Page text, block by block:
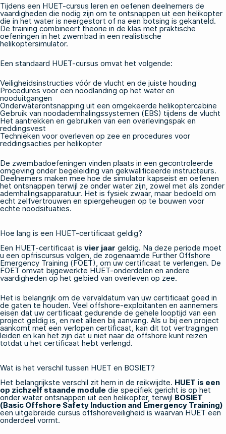
Tijdens een HUET-cursus leren en oefenen deelnemers de
vaardigheden die nodig zijn om te ontsnappen uit een helikopter
die in het water is neergestort of na een botsing is gekanteld.
De training combineert theorie in de klas met praktische
oefeningen in het zwembad in een realistische
helikoptersimulator.
Een standaard HUET-cursus omvat het volgende:
Veiligheidsinstructies vóór de vlucht en de juiste houding
Procedures voor een noodlanding op het water en
nooduitgangen
Onderwaterontsnapping uit een omgekeerde helikoptercabine
Gebruik van noodademhalingssystemen (EBS) tijdens de vlucht
Het aantrekken en gebruiken van een overlevingspak en
reddingsvest
Technieken voor overleven op zee en procedures voor
reddingsacties per helikopter
De zwembadoefeningen vinden plaats in een gecontroleerde
omgeving onder begeleiding van gekwalificeerde instructeurs.
Deelnemers maken mee hoe de simulator kapseist en oefenen
het ontsnappen terwijl ze onder water zijn, zowel met als zonder
ademhalingsapparatuur. Het is fysiek zwaar, maar bedoeld om
echt zelfvertrouwen en spiergeheugen op te bouwen voor
echte noodsituaties.
Hoe lang is een HUET-certificaat geldig?
Een HUET-certificaat is vier jaar geldig. Na deze periode moet
u een opfriscursus volgen, de zogenaamde Further Offshore
Emergency Training (FOET) , om uw certificaat te verlengen. De
FOET omvat bijgewerkte HUET-onderdelen en andere
vaardigheden op het gebied van overleven op zee.
Het is belangrijk om de vervaldatum van uw certificaat goed in
de gaten te houden. Veel offshore-exploitanten en aannemers
eisen dat uw certificaat gedurende de gehele looptijd van een
project geldig is, en niet alleen bij aanvang. Als u bij een project
aankomt met een verlopen certificaat, kan dit tot vertragingen
leiden en kan het zijn dat u niet naar de offshore kunt reizen
totdat u het certificaat hebt verlengd.
Wat is het verschil tussen HUET en BOSIET?
Het belangrijkste verschil zit hem in de reikwijdte. HUET is een
op zichzelf staande module die specifiek gericht is op het
onder water ontsnappen uit een helikopter, terwijl BOSIET
(Basic Offshore Safety Induction and Emergency Training)
een uitgebreide cursus offshoreveiligheid is waarvan HUET een
onderdeel vormt.